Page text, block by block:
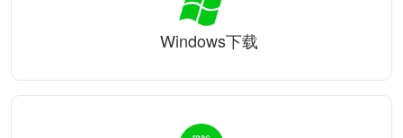
Windows下载